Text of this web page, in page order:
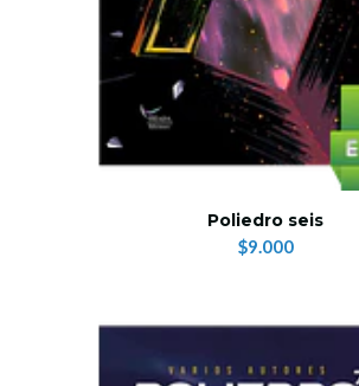
Poliedro seis
$9.000